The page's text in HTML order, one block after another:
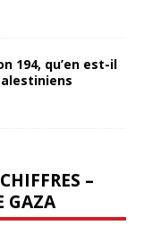
194, qu’en est-il
–
GAZA